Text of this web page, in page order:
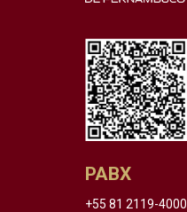
PABX
+55 81 2119-4000